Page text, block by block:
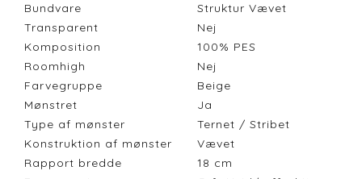
Bundvare
Struktur Vævet
Transparent
Nej
Komposition
100% PES
Roomhigh
Nej
Farvegruppe
Beige
Mønstret
Ja
Type af mønster
Ternet / Stribet
Konstruktion af mønster
Vævet
Rapport bredde
18 cm